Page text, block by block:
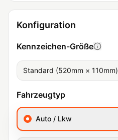
Konfiguration
Kennzeichen-Größe
Standard (520mm × 110mm)
Fahrzeugtyp
Auto / Lkw